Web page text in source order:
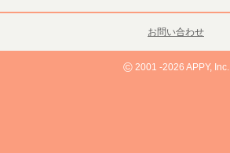
お問い合わせ
©2001 -2026 APPY, Inc.